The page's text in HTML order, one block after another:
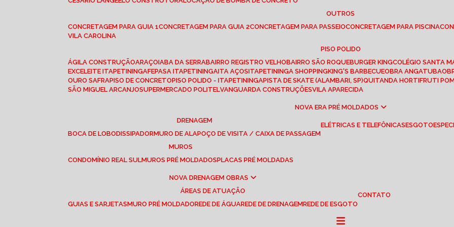
OUTROS
CONCRETAGEM PARA GUIA 1 CONCRETAGEM PARA GUIA 2 CONCRETAGEM PARA PASSEIO CONCRETAGEM PARA PISCINA
VILA CAROLINA
PISO POLIDO
ÁGILA CONSTRUÇÃO ARAÇOIABA DA SERRA BAIRRO REGISTRO VELHO BAIRRO SÃO ROQUE BURGER KING COLÉGIO SANTA
EXCELEITE ITAPETININGA FEPASA ITAPETININGA ITA AÇOS ITAPETININGA SHOPPING KING'S BARBECUE OBRA ANGATUBA
OURO SAFRA PISO DE CONCRETO PISO POLIDO - ITAPETININGA PISTA DE SKATE (ALAMBARI, SP)
QUITANDA HORTIFRUTI
SÃO MIGUEL ARCANJO SUPERMERCADO POLITEL VANGUARDA CONSTRUÇÕES VILA APARECIDA
NOVA ERA PRÉ MOLDADOS
DRENAGEM
BOCA DE LOBO DISSIPADOR MURO DE ALA POÇO DE VISITA / CAIXA DE PASSAGEM
ELÉTRICAS E TELEFÔNICAS ESGOTO
MUROS
CONDOMÍNIO REAL SUL
MUROS PRÉ MOLDADOS PLACAS PRÉ MOLDADAS
NOVA DRENAGEM OBRAS
ÁREAS DE ATUAÇÃO
GUIAS E SARJETAS
MURO PRÉ MOLDADO REDE DE ÁGUA REDE DE DRENAGEM REDE DE ESGOTO
CONTATO